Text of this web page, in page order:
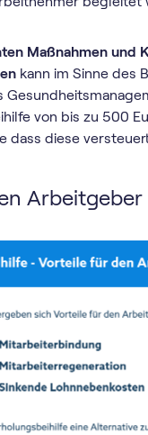
Maßnahmen und
kann im Sinne des
von bis zu 500
dass diese
Arbeitgeber